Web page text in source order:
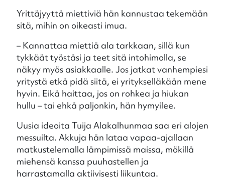
Yrittäjyyttä miettiviä hän kannustaa tekemään
sitä, mihin on oikeasti imua.
– Kannattaa miettiä ala tarkkaan, sillä kun
tykkäät työstäsi ja teet sitä intohimolla, se
näkyy myös asiakkaalle. Jos jatkat vanhempiesi
yritystä etkä pidä siitä, ei yritykselläkään mene
hyvin. Eikä haittaa, jos on rohkea ja hiukan
hullu – tai ehkä paljonkin, hän hymyilee.
Uusia ideoita Tuija Alakalhunmaa saa eri alojen
messuilta. Akkuja hän lataa vapaa-ajallaan
matkustelemalla lämpimissä maissa, mökillä
miehensä kanssa puuhastellen ja
harrastamalla aktiivisesti liikuntaa.